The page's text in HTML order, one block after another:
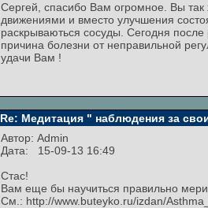
Сергей, спасибо Вам огромное. Вы
движениями и вместо улучшения
раскрываються сосуды. Сегодня
причина болезни от неправильной
удачи Вам !
Re: Медитация " наблюдения за
Автор: Admin
Дата: 15-09-13 16:49
Стас!
Вам еще бы научиться правильно
См.: http://www.buteyko.ru/izdan/